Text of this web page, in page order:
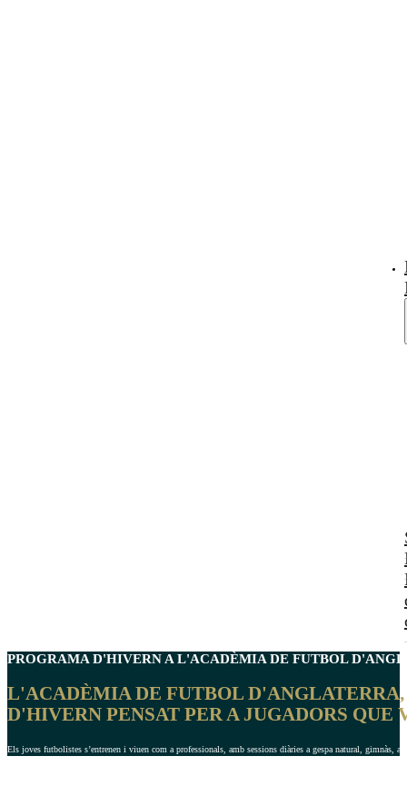
PROGRAMA D'HIVERN A L'ACADÈMIA DE FUTBOL
L'ACADÈMIA DE FUTBOL
D'HIVERN PENSAT PER A JUGADORS
Els joves futbolistes s’entrenen i viuen com a professionals, amb sessions diàries a gespa natural, gimnàs,